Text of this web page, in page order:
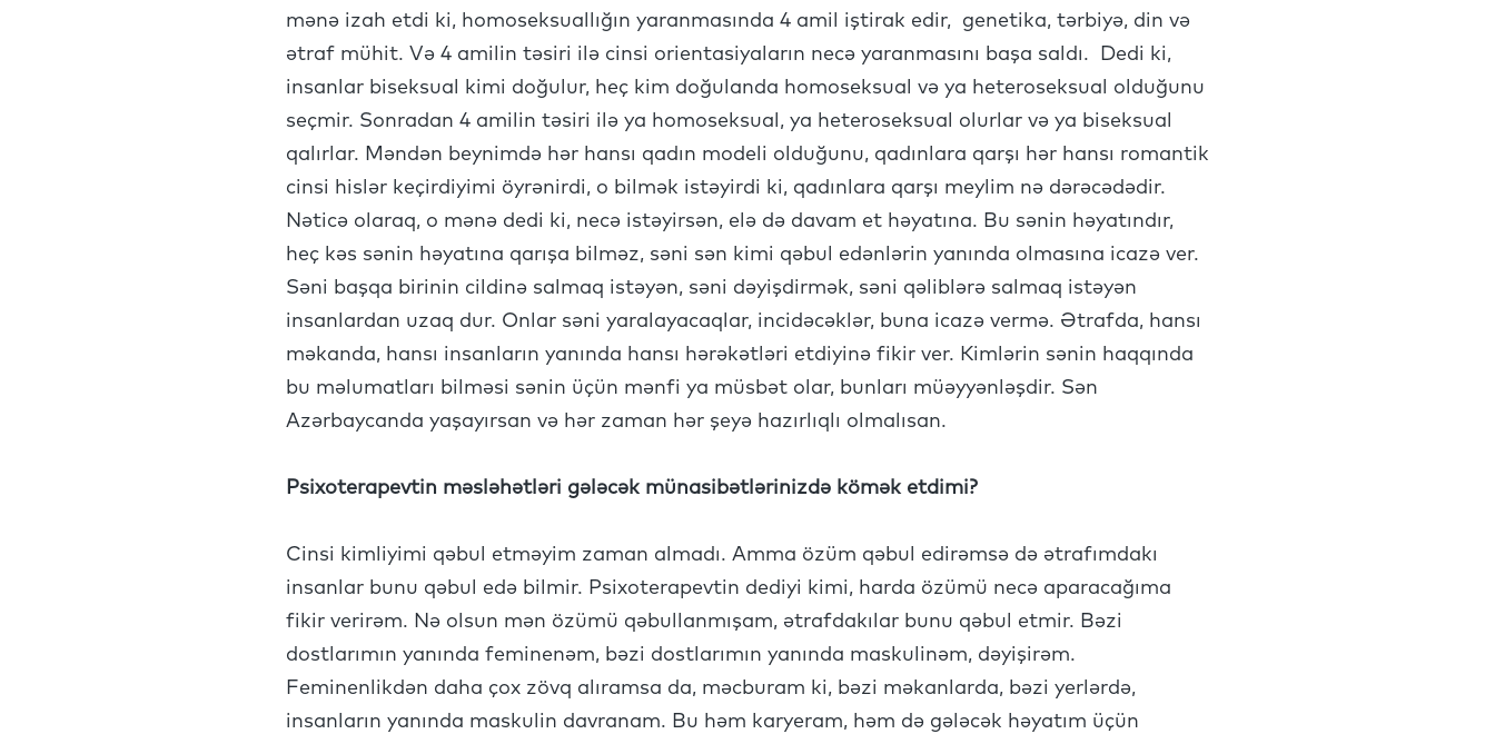
mənə izah etdi ki, homoseksuallığın yaranmasında 4 amil iştirak edir, genetika, tərbiyə, din və
ətraf mühit. Və 4 amilin təsiri ilə cinsi orientasiyaların necə yaranmasını başa saldı. Dedi ki,
insanlar biseksual kimi doğulur, heç kim doğulanda homoseksual və ya heteroseksual olduğunu
seçmir. Sonradan 4 amilin təsiri ilə ya homoseksual, ya heteroseksual olurlar və ya biseksual
qalırlar. Məndən beynimdə hər hansı qadın modeli olduğunu, qadınlara qarşı hər hansı romantik
cinsi hislər keçirdiyimi öyrənirdi, o bilmək istəyirdi ki, qadınlara qarşı meylim nə dərəcədədir.
Nəticə olaraq, o mənə dedi ki, necə istəyirsən, elə də davam et həyatına. Bu sənin həyatındır,
heç kəs sənin həyatına qarışa bilməz, səni sən kimi qəbul edənlərin yanında olmasına icazə ver.
Səni başqa birinin cildinə salmaq istəyən, səni dəyişdirmək, səni qəliblərə salmaq istəyən
insanlardan uzaq dur. Onlar səni yaralayacaqlar, incidəcəklər, buna icazə vermə. Ətrafda, hansı
məkanda, hansı insanların yanında hansı hərəkətləri etdiyinə fikir ver. Kimlərin sənin haqqında
bu məlumatları bilməsi sənin üçün mənfi ya müsbət olar, bunları müəyyənləşdir. Sən
Azərbaycanda yaşayırsan və hər zaman hər şeyə hazırlıqlı olmalısan.
Psixoterapevtin məsləhətləri gələcək münasibətlərinizdə kömək etdimi?
Cinsi kimliyimi qəbul etməyim zaman almadı. Amma özüm qəbul edirəmsə də ətrafımdakı
insanlar bunu qəbul edə bilmir. Psixoterapevtin dediyi kimi, harda özümü necə aparacağıma
fikir verirəm. Nə olsun mən özümü qəbullanmışam, ətrafdakılar bunu qəbul etmir. Bəzi
dostlarımın yanında feminenəm, bəzi dostlarımın yanında maskulinəm, dəyişirəm.
Feminenlikdən daha çox zövq alıramsa da, məcburam ki, bəzi məkanlarda, bəzi yerlərdə,
insanların yanında maskulin davranam. Bu həm karyeram, həm də gələcək həyatım üçün